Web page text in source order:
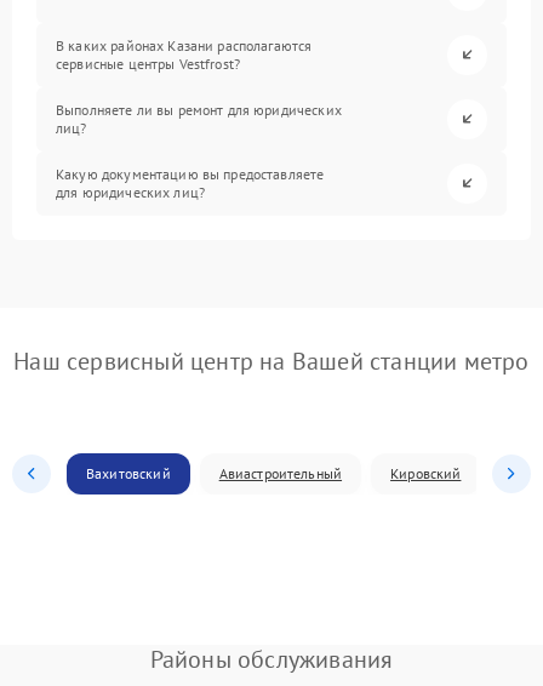
В каких районах Казани располагаются
сервисные центры Vestfrost?
Выполняете ли вы ремонт для юридических
лиц?
Какую документацию вы предоставляете
для юридических лиц?
Наш сервисный центр на Вашей станции метро
Вахитовский Авиастроительный Кировский
Районы обслуживания